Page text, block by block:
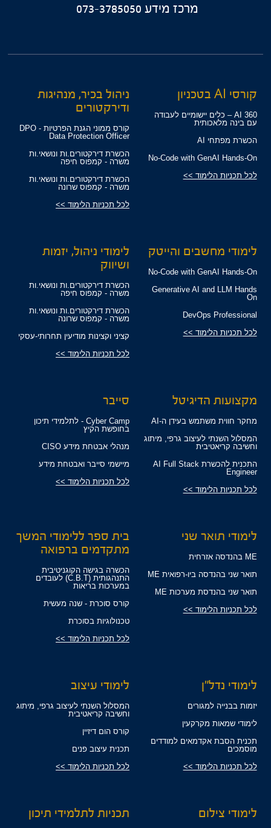
מרכז מידע
קורסי AI בטכניון
360 AI – כלים יישומיים לעבודה
עם בינה מלאכותית
הכשרת מפתחי AI
No-Code with GenAI Hands-On
לכל תכניות הלימוד >>
ניהול בכיר, מנהיגות
ודירקטורים
קורס ממוני הגנת הפרטיות - DPO
Data Protection Officer
הכשרת דירקטורים.ות ונושאי.ות
משרה - קמפוס חיפה
הכשרת דירקטורים.ות ונושאי.ות
משרה - קמפוס שרונה
לכל תכניות הלימוד >>
לימודי מחשבים והייטק
No-Code with GenAI Hands-On
Generative AI and LLM Hands
On
DevOps Professional
לכל תכניות הלימוד >>
לימודי ניהול, יזמות
ושיווק
הכשרת דירקטורים.ות ונושאי.ות
משרה - קמפוס חיפה
הכשרת דירקטורים.ות ונושאי.ות
משרה - קמפוס שרונה
קציני וקצינות מודיעין תחרותי-עסקי
לכל תכניות הלימוד >>
מקצועות הדיגיטל
מחקר חווית משתמש בעידן ה-AI
המסלול השנתי לעיצוב גרפי, מיתוג
וחשיבה קריאטיבית
התכנית להכשרת AI Full Stack
Engineer
לכל תכניות הלימוד >>
סייבר
Cyber Camp - לתלמידי תיכון
בחופשת הקיץ
מנהלי אבטחת מידע CISO
מיישמי סייבר ואבטחת מידע
לכל תכניות הלימוד >>
לימודי תואר שני
ME בהנדסה אזרחית
תואר שני בהנדסה ביו-רפואית ME
תואר שני בהנדסת מערכות ME
לכל תכניות הלימוד >>
בית ספר ללימודי המשך
מתקדמים ברפואה
הכשרה בגישה הקוגניטיבית
התנהגותית (C.B.T) לעובדים
במערכות בריאות
קורס סוכרת - שנה מעשית
טכנולוגיות בסוכרת
לכל תכניות הלימוד >>
לימודי נדל"ן
יזמות בבנייה למגורים
לימודי שמאות מקרקעין
תכנית הסבת אקדמאים למודדים
מוסמכים
לכל תכניות הלימוד >>
לימודי עיצוב
המסלול השנתי לעיצוב גרפי, מיתוג
וחשיבה קריאטיבית
קורס הום דיזיין
תכנית עיצוב פנים
לכל תכניות הלימוד >>
לימודי צילום תכניות לתלמידי תיכון